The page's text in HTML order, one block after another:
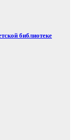
библиотеке